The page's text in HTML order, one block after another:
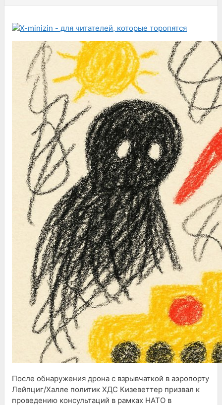
После обнаружения дрона с взрывчаткой в аэропорту
Лейпциг/Халле политик ХДС Кизеветтер призвал к
проведению консультаций в рамках НАТО в